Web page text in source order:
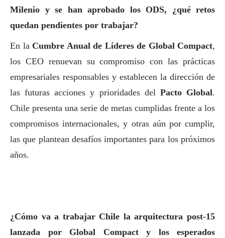
Milenio y se han aprobado los ODS, ¿qué retos
quedan pendientes por trabajar?
En la Cumbre Anual de Líderes de Global Compact,
los CEO renuevan su compromiso con las prácticas
empresariales responsables y establecen la dirección de
las futuras acciones y prioridades del Pacto Global.
Chile presenta una serie de metas cumplidas frente a los
compromisos internacionales, y otras aún por cumplir,
las que plantean desafíos importantes para los próximos
años.
¿Cómo va a trabajar Chile la arquitectura post-15
lanzada por Global Compact y los esperados